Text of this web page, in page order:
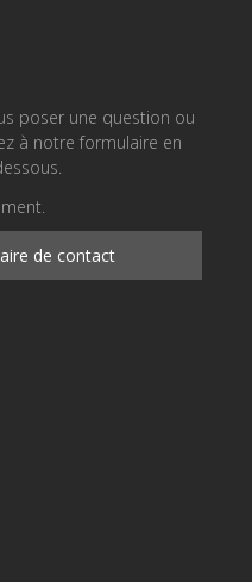
poser une question ou
à notre formulaire en
de contact